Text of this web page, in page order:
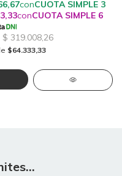
$64.333,33